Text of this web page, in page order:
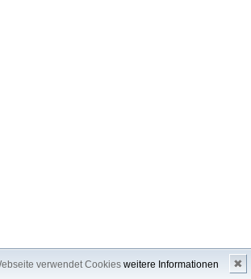
verwendet Cookies weitere Informationen ✖